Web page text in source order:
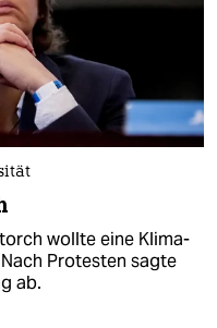
wollte eine Klima-
Protesten sagte
ab.